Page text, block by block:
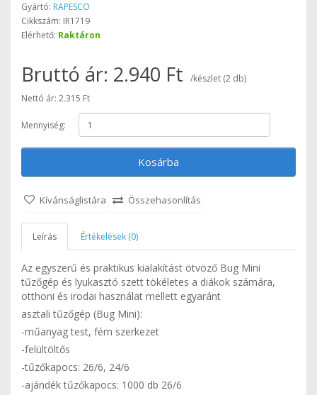
Gyártó: RAPESCO
Cikkszám: IR1719
Elérhető: Raktáron
Bruttó ár: 2.940 Ft
/készlet (2 db)
Nettó ár: 2.315 Ft
Mennyiség:
Kosárba
Kívánságlistára Összehasonlítás
Leírás Értékelések (0)
Az egyszerű és praktikus kialakítást ötvöző Bug Mini
tűzőgép és lyukasztó szett tökéletes a diákok számára,
otthoni és irodai használat mellett egyaránt
asztali tűzőgép (Bug Mini):
-műanyag test, fém szerkezet
-felültöltős
-tűzőkapocs: 26/6, 24/6
-ajándék tűzőkapocs: 1000 db 26/6